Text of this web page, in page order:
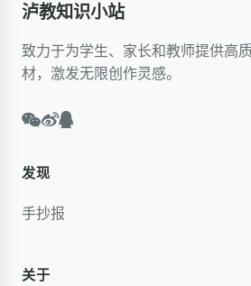
泸教知识小站
致力于为学生、家长和教师提供高
材，激发无限创作灵感。
发现
手抄报
关于